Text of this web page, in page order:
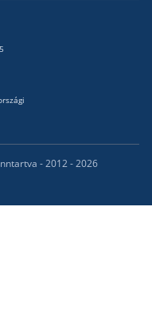
- 2012 - 2026